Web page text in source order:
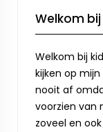
Welkom
Welkom bij
kijken op
nooit af
voorzien van
zoveel en